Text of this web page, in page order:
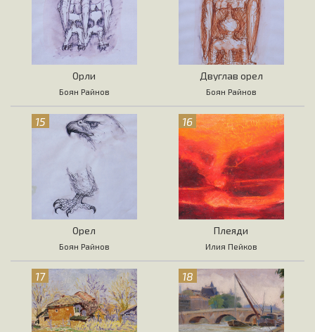
Орли
Боян Райнов
Двуглав орел
Боян Райнов
15
Орел
Боян Райнов
16
Плеяди
Илия Пейков
17 18